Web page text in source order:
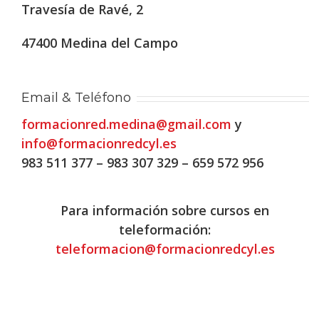
Travesía de Ravé, 2
47400 Medina del Campo
Email & Teléfono
formacionred.medina@gmail.com y
info@formacionredcyl.es
983 511 377 – 983 307 329 – 659 572 956
Para información sobre cursos en
teleformación:
teleformacion@formacionredcyl.es